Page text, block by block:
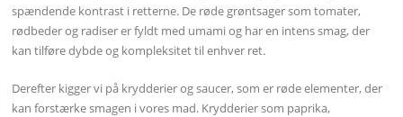
spændende kontrast i retterne. De røde grøntsager som tomater,
rødbeder og radiser er fyldt med umami og har en intens smag, der
kan tilføre dybde og kompleksitet til enhver ret.
Derefter kigger vi på krydderier og saucer, som er røde elementer, der
kan forstærke smagen i vores mad. Krydderier som paprika,